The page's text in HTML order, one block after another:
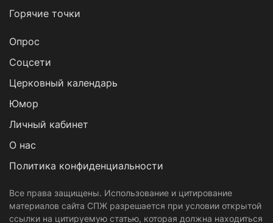
Горячие точки
Опрос
Cоцсети
Церковный календарь
Юмор
Личный кабинет
О нас
Политика конфиденциальности
Все права защищены. Использование и цитирование
материалов сайта СПЖ разрешается при условии открытой
ссылки на цитируемую статью, которая должна находиться